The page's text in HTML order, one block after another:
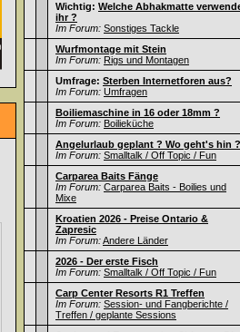
Wichtig: Welche Abhakmatte
ihr ?
Im Forum: Sonstiges Tackle
Wurfmontage mit Stein
Im Forum: Rigs und Montagen
Umfrage: Sterben Internetforen aus?
Im Forum: Umfragen
Boiliemaschine in 16 oder 18mm ?
Im Forum: Boilieküche
Angelurlaub geplant ? Wo geht's hin ?
Im Forum: Smalltalk / Off Topic / Fun
Carparea Baits Fänge
Im Forum: Carparea Baits - Boilies und
Mixe
Kroatien 2026 - Preise Ontario &
Zapresic
Im Forum:Andere Länder
2026 - Der erste Fisch
Im Forum: Smalltalk / Off Topic / Fun
Carp Center Resorts R1 Treffen
Im Forum: Session- und Fangberichte /
Treffen / geplante Sessions